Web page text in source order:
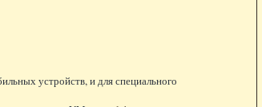
устройств, и для специального